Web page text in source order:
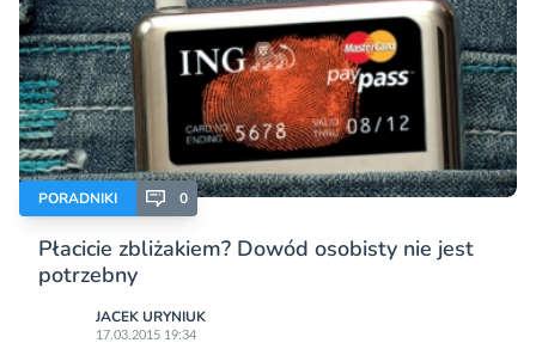
PORADNIKI 0
Płacicie zbliżakiem? Dowód osobisty nie jest
potrzebny
JACEK URYNIUK
17.03.2015 19:34